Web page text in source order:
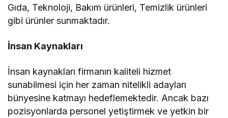
Gıda, Teknoloji, Bakım ürünleri, Temizlik ürünleri
gibi ürünler sunmaktadır.
İnsan Kaynakları
İnsan kaynakları firmanın kaliteli hizmet
sunabilmesi için her zaman nitelikli adayları
bünyesine katmayı hedeflemektedir. Ancak bazı
pozisyonlarda personel yetiştirmek ve yetkin bir